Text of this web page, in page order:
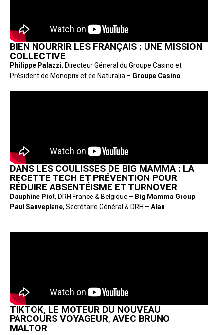
BIEN NOURRIR LES FRANÇAIS : UNE MISSION
COLLECTIVE
Philippe Palazzi, Directeur Général du Groupe Casino et
Président de Monoprix et de Naturalia – Groupe Casino
DANS LES COULISSES DE BIG MAMMA : LA
RECETTE TECH ET PRÉVENTION POUR
RÉDUIRE ABSENTÉISME ET TURNOVER
Dauphine Piot, DRH France & Belgique – Big Mamma Group
Paul Sauveplane, Secrétaire Général & DRH – Alan
TIKTOK, LE MOTEUR DU NOUVEAU
PARCOURS VOYAGEUR, AVEC BRUNO
MALTOR